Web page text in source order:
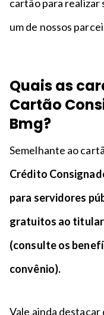
cartão para realizar
um de nossos
Quais as
Cartão
Bmg?
Semelhante ao
Crédito
para servidores
gratuitos ao
(consulte os
convênio).
Vale ainda